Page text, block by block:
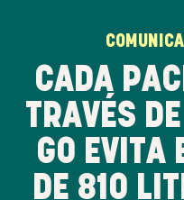
CADA
TRAVÉS
GO EVITA
DE 810